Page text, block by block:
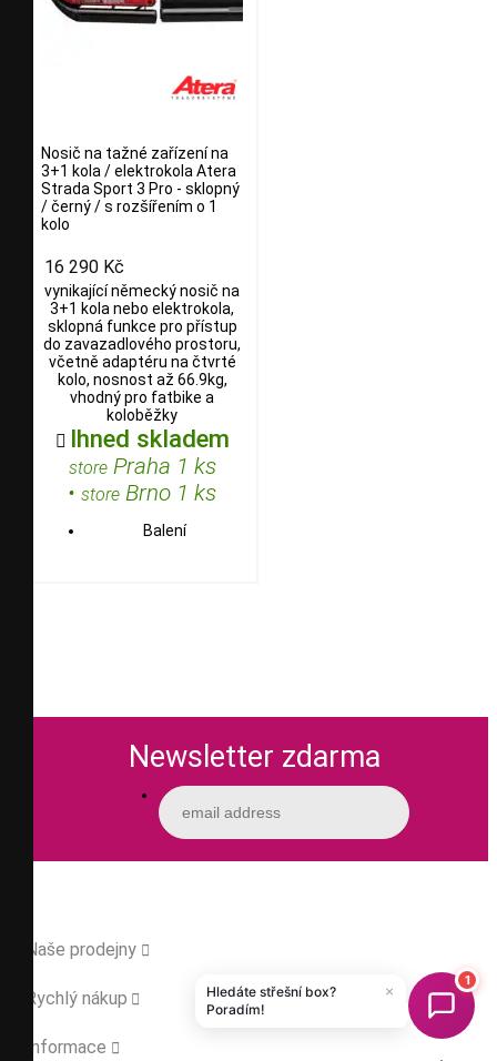
Nosič na tažné zařízení na
3+1 kola / elektrokola Atera
Strada Sport 3 Pro - sklopný
/ černý / s rozšířením o 1
kolo
16 290 Kč
vynikající německý nosič na
3+1 kola nebo elektrokola,
sklopná funkce pro přístup
do zavazadlového prostoru,
včetně adaptéru na čtvrté
kolo, nosnost až 66.9kg,
vhodný pro fatbike a
koloběžky
 Ihned skladem
storePraha 1 ks
• store Brno 1 ks
Balení
Newsletter zdarma
Naše prodejny 
Rychlý nákup 
Informace 